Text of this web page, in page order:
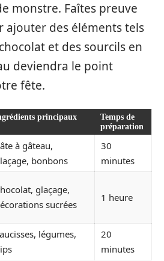
monstre. Faîtes preuve
ajouter des éléments tels
et des sourcils en
deviendra le point
fête.
principaux
Temps de
préparation
à gâteau,
bonbons
30
minutes
glaçage,
sucrées
1 heure
légumes,
20
minutes